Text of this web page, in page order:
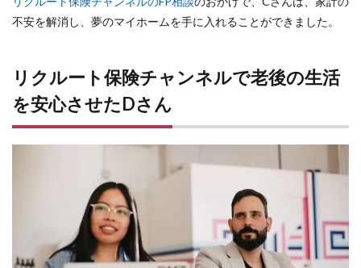
不安を解消し、夢のマイホームを手に入れることができました。
リクルート保険チャンネルで老後の生活
を安心させたDさん